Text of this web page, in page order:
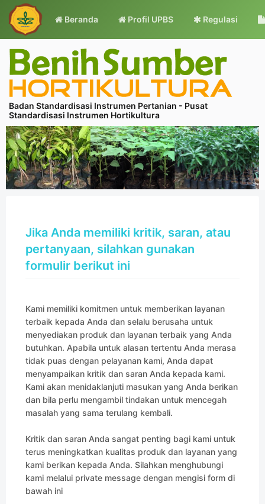
Beranda Profil UPBS Regulasi
Badan Standardisasi Instrumen Pertanian - Pusat
Standardisasi Instrumen Hortikultura
Jika Anda memiliki kritik, saran, atau
pertanyaan, silahkan gunakan
formulir berikut ini
Kami memiliki komitmen untuk memberikan layanan
terbaik kepada Anda dan selalu berusaha untuk
menyediakan produk dan layanan terbaik yang Anda
butuhkan. Apabila untuk alasan tertentu Anda merasa
tidak puas dengan pelayanan kami, Anda dapat
menyampaikan kritik dan saran Anda kepada kami.
Kami akan menidaklanjuti masukan yang Anda berikan
dan bila perlu mengambil tindakan untuk mencegah
masalah yang sama terulang kembali.
Kritik dan saran Anda sangat penting bagi kami untuk
terus meningkatkan kualitas produk dan layanan yang
kami berikan kepada Anda. Silahkan menghubungi
kami melalui private message dengan mengisi form di
bawah ini